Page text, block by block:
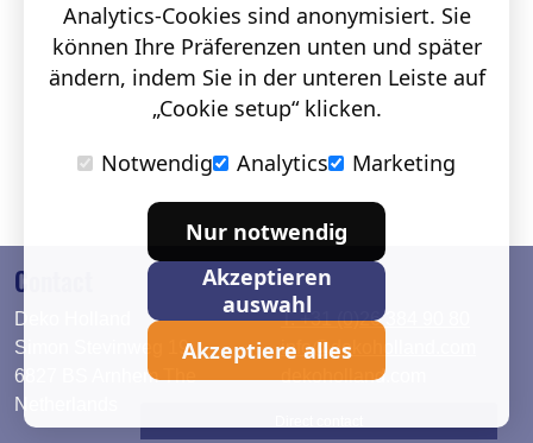
Contact
Deko Holland
Simon Stevinweg 19
6827 BS Arnhem The
Netherlands
T. +31 (0)26 384 90 80
info@dekoholland.com
dekoholland.com
Analytics-Cookies sind anonymisiert. Sie
können Ihre Präferenzen unten und später
ändern, indem Sie in der unteren Leiste auf
„Cookie setup“ klicken.
Notwendig
Analytics Marketing
Nur notwendig
Akzeptieren
auswahl
Akzeptiere alles